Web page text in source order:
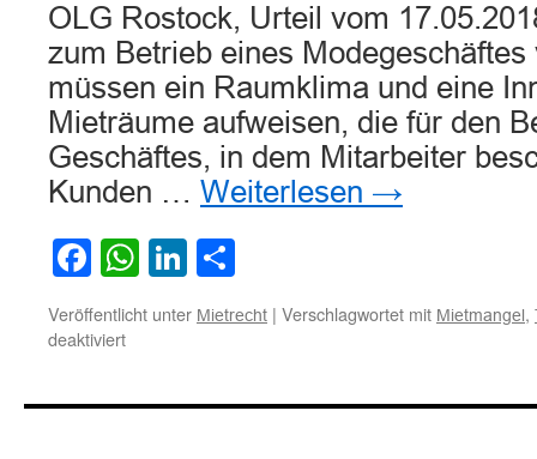
OLG Rostock, Urteil vom
zum Betrieb eines
müssen ein Raumklima und eine
Mieträume aufweisen, die für den
Geschäftes, in dem Mitarbeiter
Kunden … Weiterlesen →
Facebook
WhatsApp
LinkedIn
Veröffentlicht unter Mietrecht | Verschlagwortet mit Mietmangel,
deaktiviertfür
des